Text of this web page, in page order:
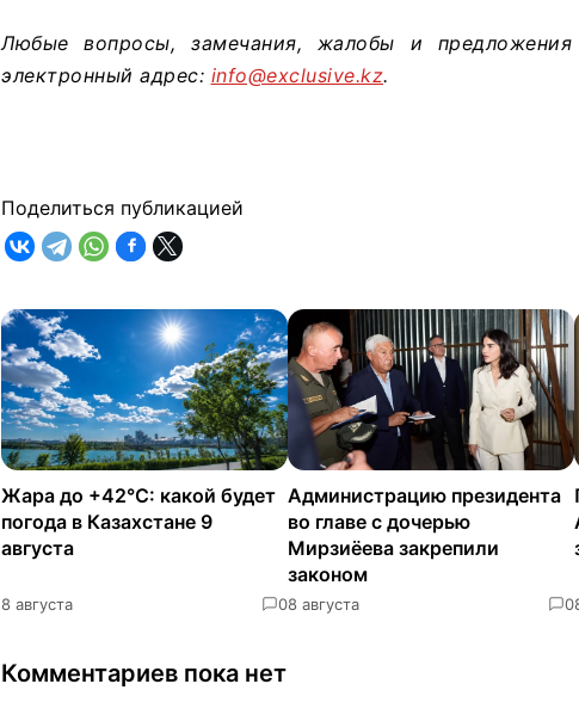
Любые вопросы, замечания, жалобы и предложения
электронный адрес: info@exclusive.kz.
Поделиться публикацией
Жара до +42°C: какой будет
погода в Казахстане 9
августа
8 августа 0
Администрацию президента
во главе с дочерью
Мирзиёева закрепили
законом
8 августа 0
Комментариев пока нет